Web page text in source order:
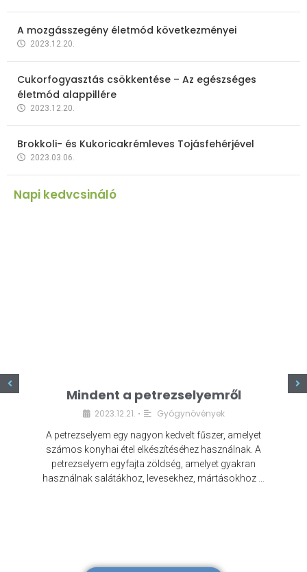
A mozgásszegény életmód következményei
2023.12.20.
Cukorfogyasztás csökkentése – Az egészséges
életmód alappillére
2023.12.20.
Brokkoli- és Kukoricakrémleves Tojásfehérjével
2023.03.06.
Napi kedvcsináló
Mindent a petrezselyemről
2023.12.21. • Gyógynövények
A petrezselyem egy nagyon kedvelt fűszer, amelyet
számos konyhai étel elkészítéséhez használnak. A
petrezselyem egyfajta zöldség, amelyet gyakran
használnak salátákhoz, levesekhez, mártásokhoz …